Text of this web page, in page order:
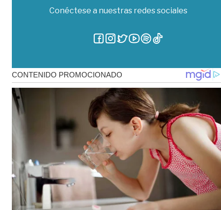
Conéctese a nuestras redes sociales